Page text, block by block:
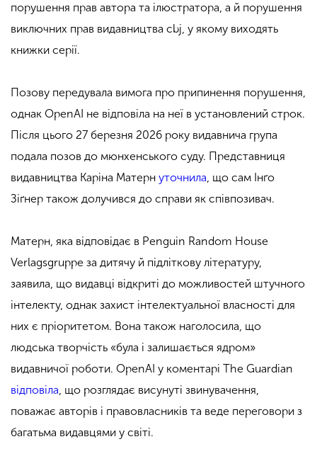
порушення прав автора та ілюстратора, а й порушення
виключних прав видавництва cbj, у якому виходять
книжки серії.
Позову передувала вимога про припинення порушення,
однак OpenAI не відповіла на неї в установлений строк.
Після цього 27 березня 2026 року видавнича група
подала позов до мюнхенського суду. Представниця
видавництва Каріна Матерн уточнила, що сам Інґо
Зіґнер також долучився до справи як співпозивач.
Матерн, яка відповідає в Penguin Random House
Verlagsgruppe за дитячу й підліткову літературу,
заявила, що видавці відкриті до можливостей штучного
інтелекту, однак захист інтелектуальної власності для
них є пріоритетом. Вона також наголосила, що
людська творчість «була і залишається ядром»
видавничої роботи. OpenAI у коментарі The Guardian
відповіла, що розглядає висунуті звинувачення,
поважає авторів і правовласників та веде переговори з
багатьма видавцями у світі.